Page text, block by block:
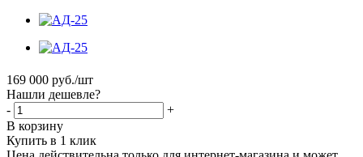
169 000 руб./шт
Нашли дешевле?
-
+
В корзину
Купить в 1 клик